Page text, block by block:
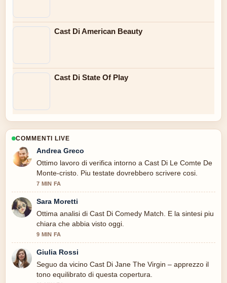
Cast Di American Beauty
Cast Di State Of Play
COMMENTI LIVE
Andrea Greco
Ottimo lavoro di verifica intorno a Cast Di Le Comte De
Monte-cristo. Piu testate dovrebbero scrivere cosi.
7 MIN FA
Sara Moretti
Ottima analisi di Cast Di Comedy Match. E la sintesi piu
chiara che abbia visto oggi.
9 MIN FA
Giulia Rossi
Seguo da vicino Cast Di Jane The Virgin – apprezzo il
tono equilibrato di questa copertura.